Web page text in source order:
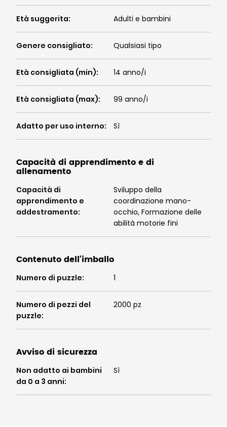
Età suggerita: Adulti e bambini
Genere consigliato: Qualsiasi tipo
Età consigliata (min): 14 anno/i
Età consigliata (max): 99 anno/i
Adatto per uso interno: Sì
Capacità di apprendimento e di
allenamento
Capacità di
apprendimento e
addestramento:
Sviluppo della
coordinazione mano-
occhio, Formazione delle
abilità motorie fini
Contenuto dell'imballo
Numero di puzzle: 1
Numero di pezzi del
puzzle:
2000 pz
Avviso di sicurezza
Non adatto ai bambini
da 0 a 3 anni:
Sì